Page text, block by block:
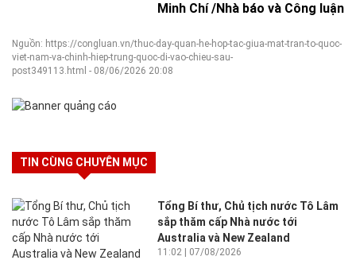
Minh Chí /Nhà báo và Công luận
Nguồn: https://congluan.vn/thuc-day-quan-he-hop-tac-giua-mat-tran-to-quoc-
viet-nam-va-chinh-hiep-trung-quoc-di-vao-chieu-sau-
post349113.html - 08/06/2026 20:08
TIN CÙNG CHUYÊN MỤC
Tổng Bí thư, Chủ tịch nước Tô Lâm
sắp thăm cấp Nhà nước tới
Australia và New Zealand
11:02 | 07/08/2026